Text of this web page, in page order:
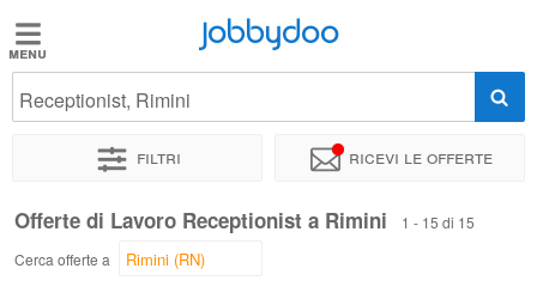
Jobbydoo
Offerte
Stipendi
Jobbydoo
Receptionist, Rimini
Filtri Ricevi le offerte
Offerte di Lavoro Receptionist a Rimini
1 - 15 di 15
Cerca offerte a